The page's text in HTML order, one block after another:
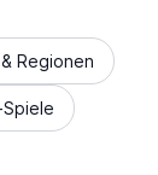
Regionen